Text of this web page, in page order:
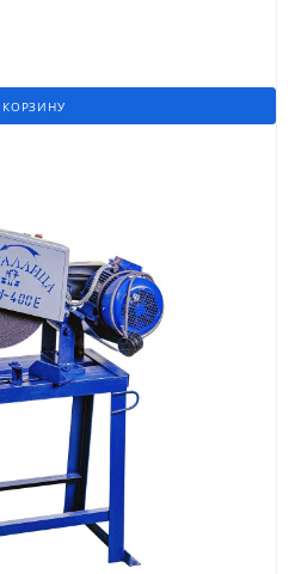
КОРЗИНУ